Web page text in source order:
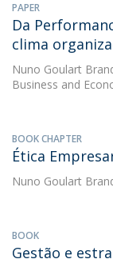
PAPER
Da
clima
Nuno Goulart
Business and
BOOK CHAPTER
Ética
Nuno Goulart
BOOK
Gestão e